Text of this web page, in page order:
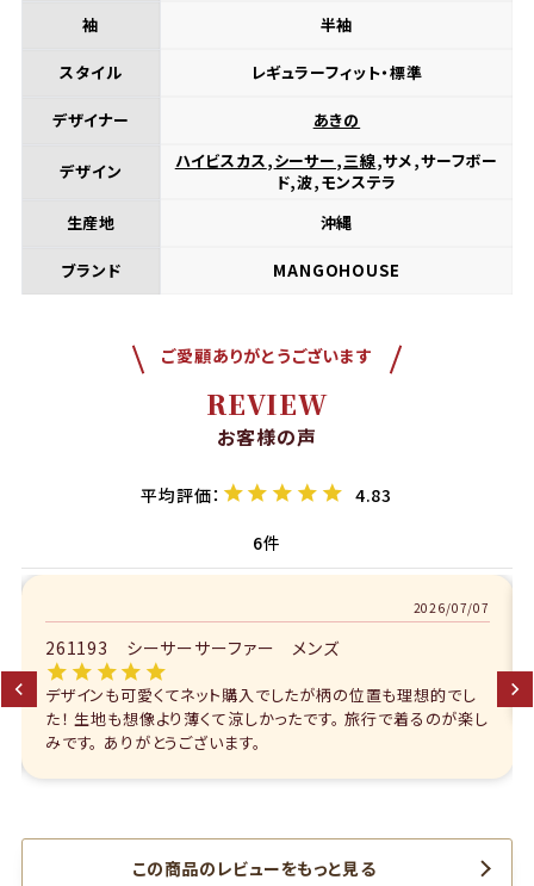
color size
アイボリー
S
¥ 11,990
在庫数2
¥11,990 カートに入れる
袖 半袖
スタイル レギュラーフィット・標準
デザイナー あきの
デザイン ハイビスカス,シーサー,三線,サメ,サーフボー
ド,波,モンステラ
生産地
沖縄
ブランド MANGOHOUSE
ご愛顧ありがとうございます
REVIEW
お客様の声
4.83
6
2026/06/26
261193 シーサーサーファー メンズ
デザインも秀逸で、夏にピッタリのかりゆしウェアです。
この商品のレビューをもっと見る